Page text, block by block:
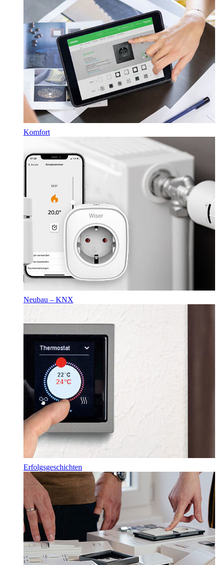
Komfort
Neubau – KNX
Erfolgsgeschichten